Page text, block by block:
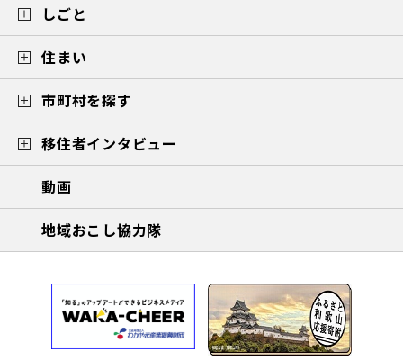
しごと
住まい
市町村を探す
移住者インタビュー
動画
地域おこし協力隊